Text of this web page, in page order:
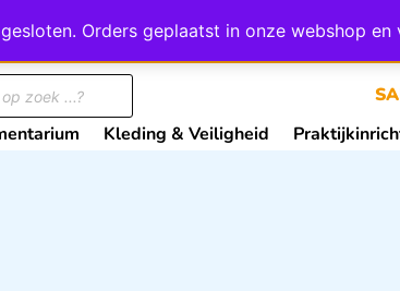
Orders geplaatst in onze webshop
Kleding & Veiligheid